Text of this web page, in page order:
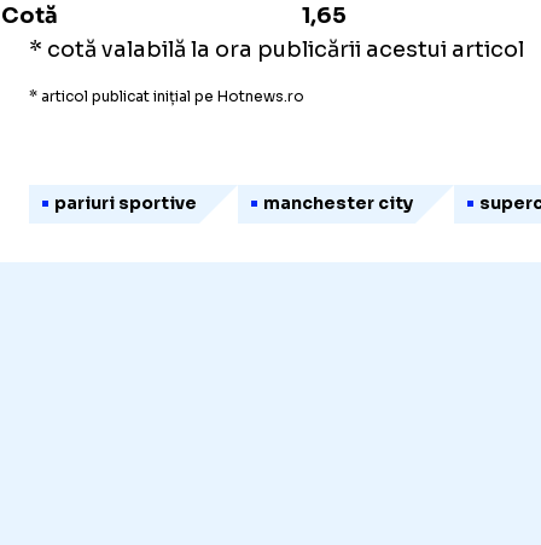
Cotă
1,65
* cotă valabilă la ora publicării acestui articol
* articol publicat inițial pe Hotnews.ro
pariuri sportive manchester city